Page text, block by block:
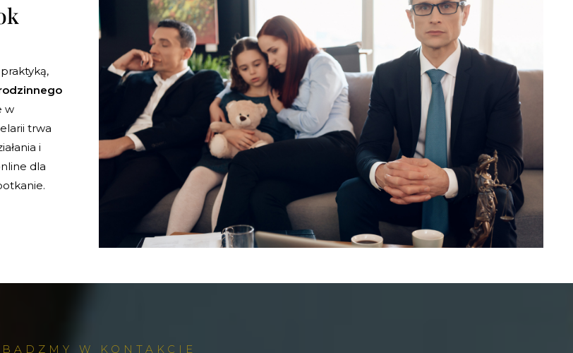
w
trwa
i
dla
BĄDZMY W KONTAKCIE